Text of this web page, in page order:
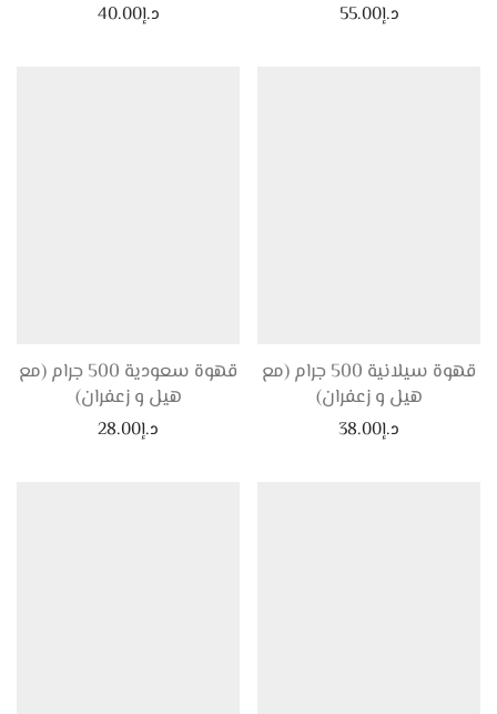
د.إ40.00 د.إ55.00
قهوة سعودية 500 جرام (مع
هيل و زعفران)
د.إ28.00
قهوة سيلانية 500 جرام (مع
هيل و زعفران)
د.إ38.00